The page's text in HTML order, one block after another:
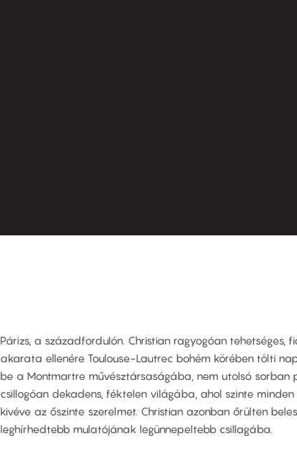
Párizs, a századfordulón. Christian ragyogóan tehetséges,
akarata ellenére Toulouse-Lautrec bohém körében tölti
be a Montmartre művésztársaságába, nem utolsó sorban
csillogóan dekadens, féktelen világába, ahol szinte
kivéve az őszinte szerelmet. Christian azonban őrülten
leghírhedtebb mulatójának legünnepeltebb csillagába.